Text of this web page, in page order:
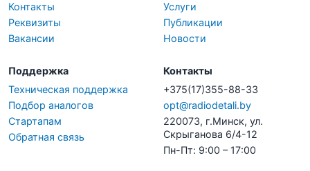
Контакты
Реквизиты
Вакансии
Услуги
Публикации
Новости
Поддержка
Техническая поддержка
Подбор аналогов
Стартапам
Обратная связь
Контакты
+375(17)355-88-33
opt@radiodetali.by
220073, г.Минск, ул.
Скрыганова 6/4-12
Пн-Пт: 9:00 – 17:00